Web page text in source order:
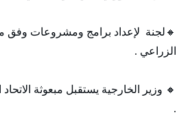
🔸لجنة لإعداد برامج ومشروعات وفق
الزراعي .
🔸 وزير الخارجية يستقبل مبعوثة
.